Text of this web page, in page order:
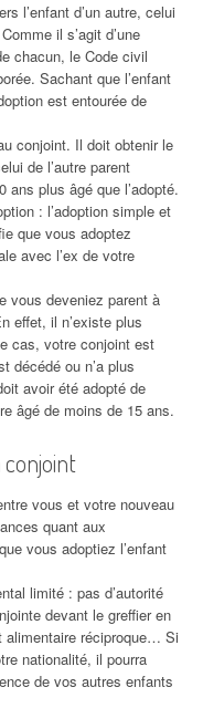
l’enfant d’un autre, celui
il s’agit d’une
chacun, le Code civil
Sachant que l’enfant
est entourée de
conjoint. Il doit obtenir le
de l’autre parent
plus âgé que l’adopté.
: l’adoption simple et
que vous adoptez
avec l’ex de votre
vous deveniez parent à
effet, il n’existe plus
cas, votre conjoint est
décédé ou n’a plus
avoir été adopté de
âgé de moins de 15 ans.
conjoint
vous et votre nouveau
quant aux
vous adoptiez l’enfant
limité : pas d’autorité
devant le greffier en
alimentaire réciproque… Si
nationalité, il pourra
de vos autres enfants